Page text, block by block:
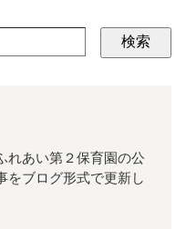
検索
れあい第２保育園の公
をブログ形式で更新し